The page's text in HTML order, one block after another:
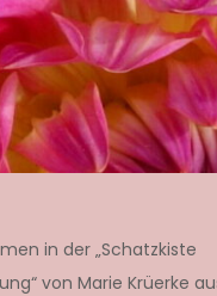
in der „Schatzkiste
von Marie Krüerke